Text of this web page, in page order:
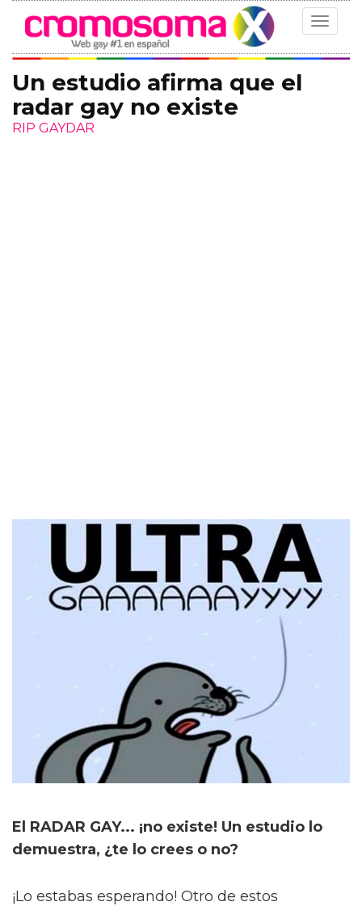
Toggle
Un estudio afirma que el
radar gay no existe
RIP GAYDAR
El RADAR GAY... ¡no existe! Un estudio lo
demuestra, ¿te lo crees o no?
¡Lo estabas esperando! Otro de estos